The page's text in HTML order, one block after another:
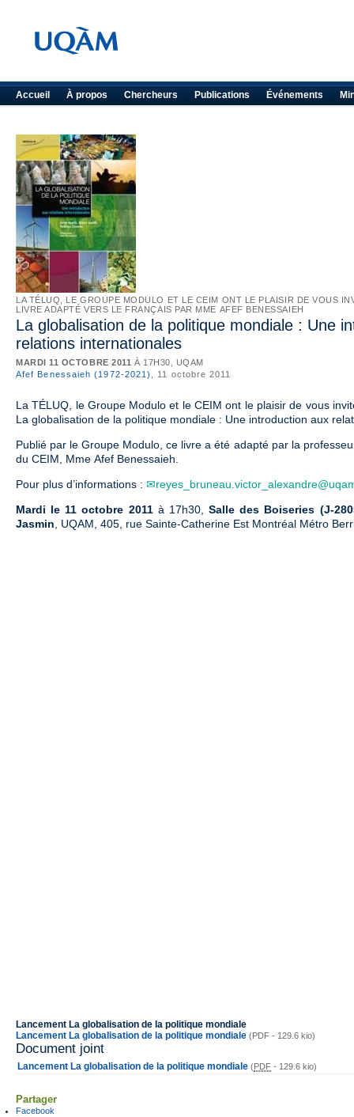
Accueil À propos Chercheurs Publications Événements
LA TÉLUQ, LE GROUPE MODULO ET LE CEIM ONT LE PLAISIR DE VOUS
LIVRE ADAPTÉ VERS LE FRANÇAIS PAR MME AFEF BENESSAIEH
La globalisation de la politique mondiale : Une
relations internationales
MARDI 11 OCTOBRE 2011 À 17H30, UQAM
Afef Benessaieh (1972-2021)
, 11 octobre 2011
La TÉLUQ, le Groupe Modulo et le CEIM ont le plaisir de vous
La globalisation de la politique mondiale : Une introduction aux
Publié par le Groupe Modulo, ce livre a été adapté par la
du CEIM, Mme Afef Benessaieh.
Pour plus d’informations :
Mardi le 11 octobre 2011 à 17h30,Salle des Boiseries (J-
Jasmin , UQAM, 405, rue Sainte-Catherine Est Montréal Métro
Lancement La globalisation de la politique mondiale
Lancement La globalisation de la politique mondiale (PDF - 129.6 kio)
Document joint
Lancement La globalisation de la politique mondiale (PDF - 129.6 kio)
Partager
Facebook